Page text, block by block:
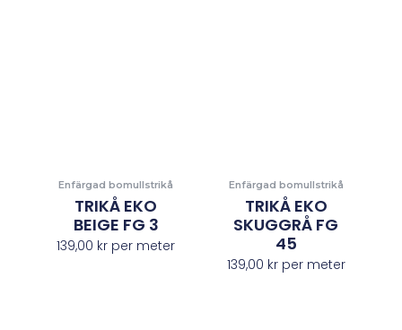
Enfärgad bomullstrikå
TRIKÅ EKO
BEIGE FG 3
139,00 kr per meter
Enfärgad bomullstrikå
TRIKÅ EKO
SKUGGRÅ FG
45
139,00 krper meter